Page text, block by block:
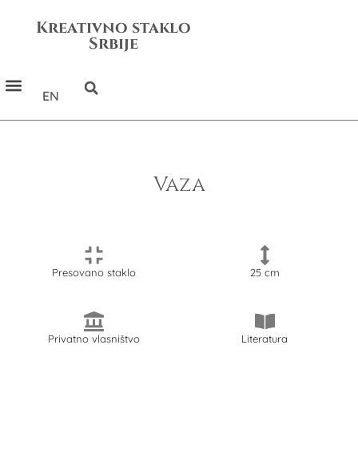
Kreativno staklo
Srbije
EN
Vaza
Presovano staklo 25 cm
Privatno vlasništvo Literatura